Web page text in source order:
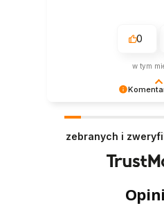
możemy zapewnić
świetnym klientom.
0
w tym
zebranych i